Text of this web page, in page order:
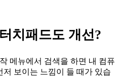
치패드도 개선?
메뉴에서 검색을 하면 내 컴퓨
보이는 느낌이 들 때가 있습